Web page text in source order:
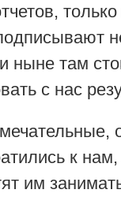
там
с нас
к нам,
им